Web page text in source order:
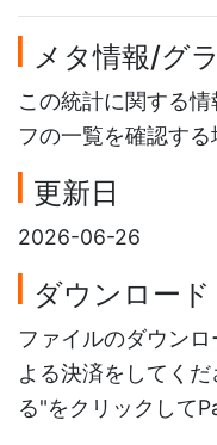
メタ情報/グ
この統計に関する
フの一覧を確認する
更新日
2026-06-26
ダウンロード
ファイルのダウン
よる決済をしてく
る"をクリックして